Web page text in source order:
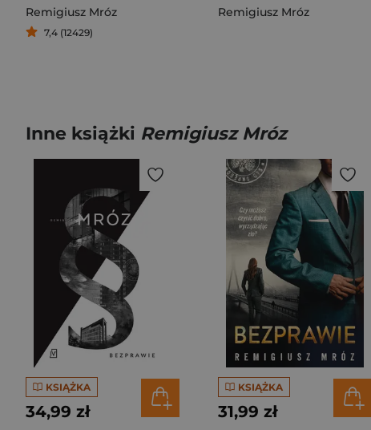
Remigiusz Mróz
7,4 (12429)
Remigiusz Mróz
Inne książki Remigiusz Mróz
KSIĄŻKA
34,99 zł
KSIĄŻKA
31,99 zł